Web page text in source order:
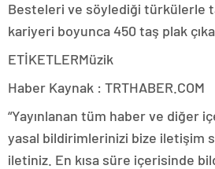
Besteleri ve söylediği türkülerle
kariyeri boyunca 450 taş plak
ETİKETLERMüzik
Haber Kaynak : TRTHABER.COM
“Yayınlanan tüm haber ve diğer
yasal bildirimlerinizi bize iletişim
iletiniz. En kısa süre içerisinde